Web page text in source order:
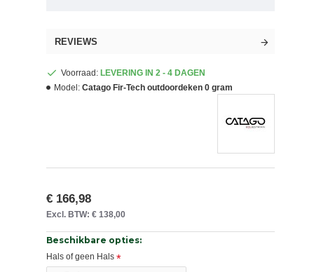
REVIEWS
Voorraad: LEVERING IN 2 - 4 DAGEN
Model: Catago Fir-Tech outdoordeken 0 gram
€ 166,98
Excl. BTW: € 138,00
Beschikbare opties:
Hals of geen Hals